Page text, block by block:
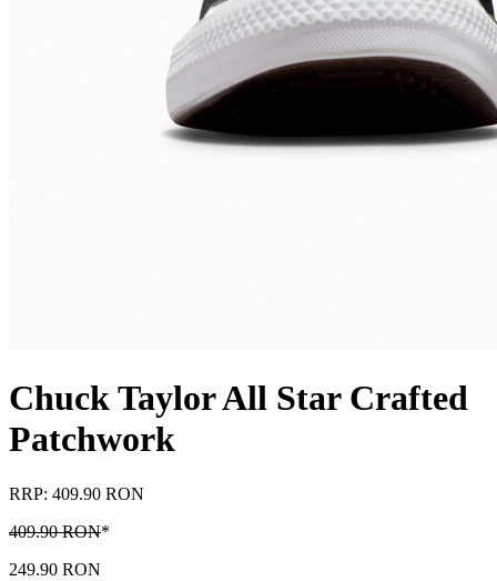
Chuck Taylor All Star Crafted
Patchwork
RRP: 409.90 RON
409.90 RON*
249.90 RON